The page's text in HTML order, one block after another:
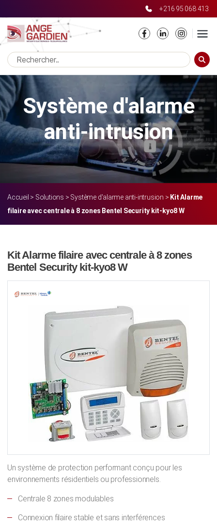
+216 95 068 413
: Only variables should be passed by reference in
/home/moovprh/angegardien/wp-
content/themes/angegardien/single-produit.php
Système d'alarme
anti-intrusion
Accueil > Solutions > Système d'alarme anti-intrusion > Kit Alarme
filaire avec centrale à 8 zones Bentel Security kit-kyo8 W
Kit Alarme filaire avec centrale à 8 zones
Bentel Security kit-kyo8 W
Un système de protection performant conçu pour les
environnements résidentiels ou professionnels.
Centrale 8 zones modulables
Connexion filaire stable et sans interférences